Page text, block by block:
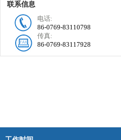
联系信息
电话:
86-0769-83110798
传真:
86-0769-83117928